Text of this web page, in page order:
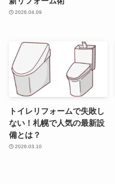
2026.04.09
トイレリフォームで失敗し
ない！札幌で人気の最新設
備とは？
2026.03.10